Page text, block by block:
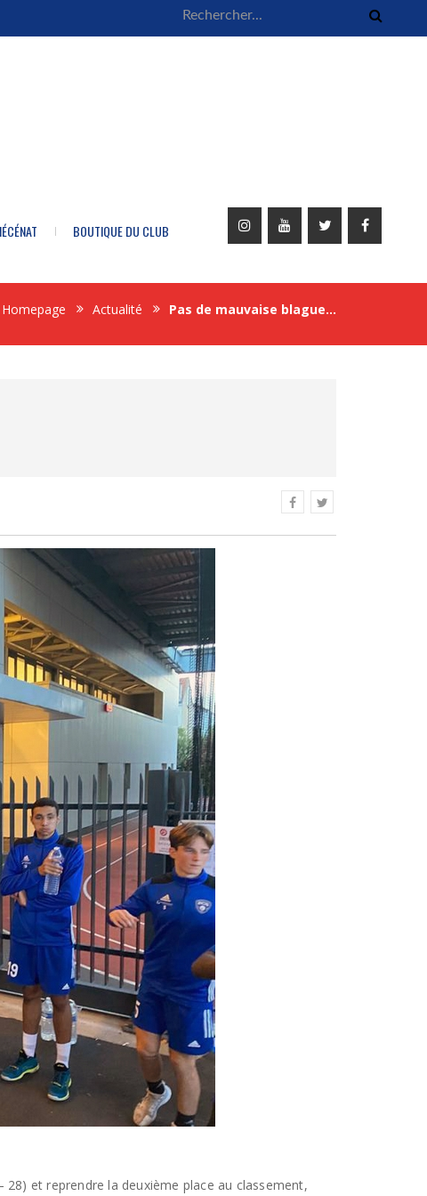
BOUTIQUE DU CLUB
Homepage Actualité Pas de mauvaise blague…
et reprendre la deuxième place au classement,